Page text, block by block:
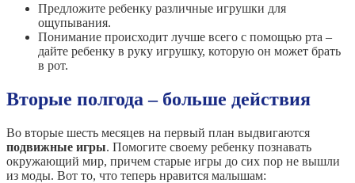
Предложите ребенку различные игрушки для
ощупывания.
Понимание происходит лучше всего с помощью рта –
дайте ребенку в руку игрушку, которую он может брать
в рот.
Вторые полгода – больше действия
Во вторые шесть месяцев на первый план выдвигаются
подвижные игры. Помогите своему ребенку познавать
окружающий мир, причем старые игры до сих пор не вышли
из моды. Вот то, что теперь нравится малышам: